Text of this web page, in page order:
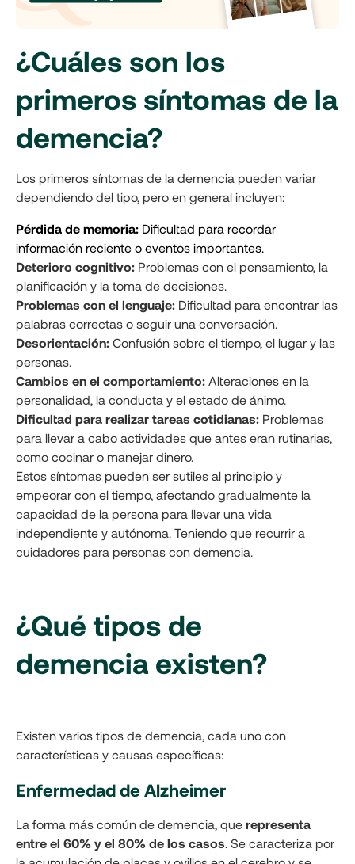
¿Cuáles son los
primeros síntomas de la
demencia?
Los primeros síntomas de la demencia pueden variar
dependiendo del tipo, pero en general incluyen:
Pérdida de memoria: Dificultad para recordar
información reciente o eventos importantes.
Deterioro cognitivo: Problemas con el pensamiento, la
planificación y la toma de decisiones.
Problemas con el lenguaje: Dificultad para encontrar las
palabras correctas o seguir una conversación.
Desorientación: Confusión sobre el tiempo, el lugar y las
personas.
Cambios en el comportamiento: Alteraciones en la
personalidad, la conducta y el estado de ánimo.
Dificultad para realizar tareas cotidianas: Problemas
para llevar a cabo actividades que antes eran rutinarias,
como cocinar o manejar dinero.
Estos síntomas pueden ser sutiles al principio y
empeorar con el tiempo, afectando gradualmente la
capacidad de la persona para llevar una vida
independiente y autónoma. Teniendo que recurrir a
cuidadores para personas con demencia.
¿Qué tipos de
demencia existen?
Existen varios tipos de demencia, cada uno con
características y causas específicas:
Enfermedad de Alzheimer
La forma más común de demencia, que representa
entre el 60% y el 80% de los casos. Se caracteriza por